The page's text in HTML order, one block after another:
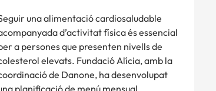
una alimentació cardiosaludable
d’activitat física és essencial
a persones que presenten nivells de
elevats. Fundació Alícia, amb la
de Danone, ha desenvolupat
planificació de menú mensual